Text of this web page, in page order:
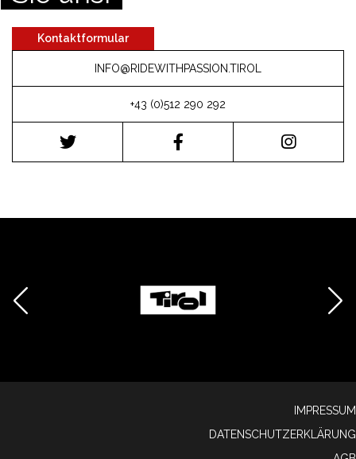
Kontaktformular
INFO@RIDEWITHPASSION.TIROL
+43 (0)512 290 292
IMPRESSUM
DATENSCHUTZERKLÄRUNG